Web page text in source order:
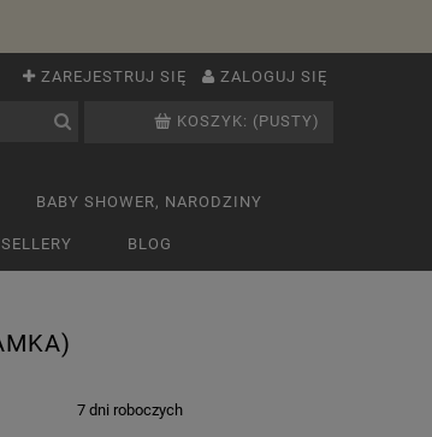
ZAREJESTRUJ SIĘ ZALOGUJ SIĘ
KOSZYK: (PUSTY)
BABY SHOWER, NARODZINY
BLOG
7 dni roboczych